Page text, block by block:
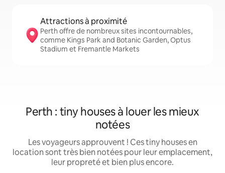
Attractions à proximité
Perth offre de nombreux sites incontournables,
comme Kings Park and Botanic Garden, Optus
Stadium et Fremantle Markets
Perth : tiny houses à louer les mieux
notées
Les voyageurs approuvent ! Ces tiny houses en
location sont très bien notées pour leur emplacement,
leur propreté et bien plus encore.